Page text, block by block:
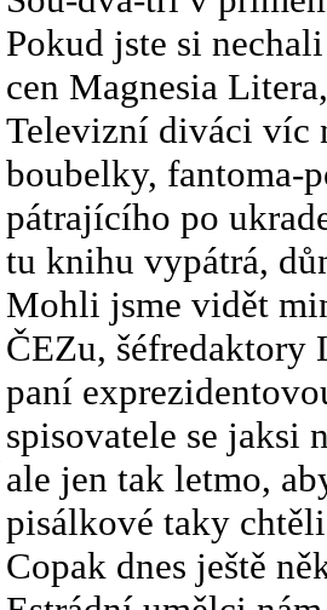
Pokud jste si
cen Magnesia
Televizní diváci víc
boubelky, fantoma-
pátrajícího po
tu knihu vypátrá,
Mohli jsme vidět
ČEZu, šéfredaktory
paní
spisovatele se jaksi
ale jen tak letmo,
pisálkové taky
Copak dnes ještě